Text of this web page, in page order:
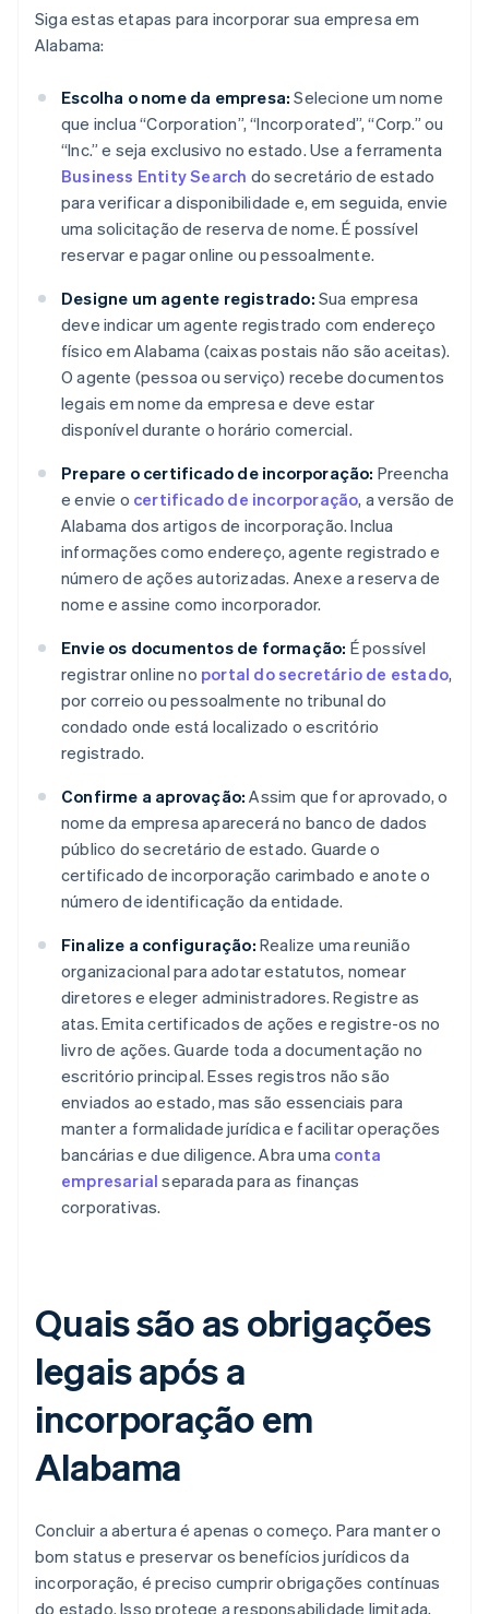
Siga estas etapas para incorporar sua empresa em
Alabama:
Escolha o nome da empresa: Selecione um nome
que inclua “Corporation”, “Incorporated”, “Corp.” ou
“Inc.” e seja exclusivo no estado. Use a ferramenta
Business Entity Search do secretário de estado
para verificar a disponibilidade e, em seguida, envie
uma solicitação de reserva de nome. É possível
reservar e pagar online ou pessoalmente.
Designe um agente registrado: Sua empresa
deve indicar um agente registrado com endereço
físico em Alabama (caixas postais não são aceitas).
O agente (pessoa ou serviço) recebe documentos
legais em nome da empresa e deve estar
disponível durante o horário comercial.
Prepare o certificado de incorporação: Preencha
e envie o certificado de incorporação, a versão de
Alabama dos artigos de incorporação. Inclua
informações como endereço, agente registrado e
número de ações autorizadas. Anexe a reserva de
nome e assine como incorporador.
Envie os documentos de formação: É possível
registrar online no portal do secretário de estado,
por correio ou pessoalmente no tribunal do
condado onde está localizado o escritório
registrado.
Confirme a aprovação: Assim que for aprovado, o
nome da empresa aparecerá no banco de dados
público do secretário de estado. Guarde o
certificado de incorporação carimbado e anote o
número de identificação da entidade.
Finalize a configuração: Realize uma reunião
organizacional para adotar estatutos, nomear
diretores e eleger administradores. Registre as
atas. Emita certificados de ações e registre-os no
livro de ações. Guarde toda a documentação no
escritório principal. Esses registros não são
enviados ao estado, mas são essenciais para
manter a formalidade jurídica e facilitar operações
bancárias e due diligence. Abra uma conta
empresarial separada para as finanças
corporativas.
Quais são as obrigações
legais após a
incorporação em
Alabama
Concluir a abertura é apenas o começo. Para manter o
bom status e preservar os benefícios jurídicos da
incorporação, é preciso cumprir obrigações contínuas
do estado. Isso protege a responsabilidade limitada,